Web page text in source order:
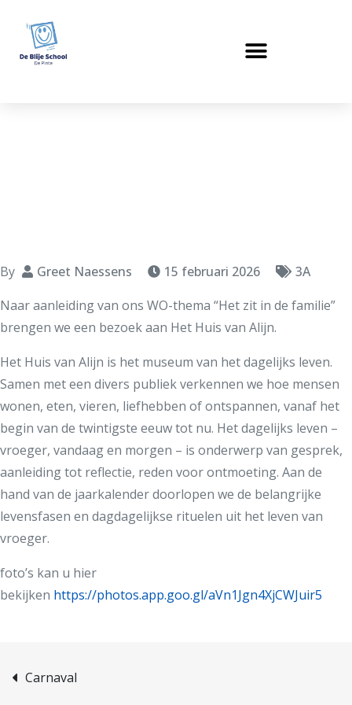
By Greet Naessens 15 februari 2026
3A
Naar aanleiding van ons WO-thema “Het zit in de familie”
brengen we een bezoek aan Het Huis van Alijn.
Het Huis van Alijn is het museum van het dagelijks leven.
Samen met een divers publiek verkennen we hoe mensen
wonen, eten, vieren, liefhebben of ontspannen, vanaf het
begin van de twintigste eeuw tot nu. Het dagelijks leven –
vroeger, vandaag en morgen – is onderwerp van gesprek,
aanleiding tot reflectie, reden voor ontmoeting. Aan de
hand van de jaarkalender doorlopen we de belangrijke
levensfasen en dagdagelijkse rituelen uit het leven van
vroeger.
foto’s kan u hier
bekijken https://photos.app.goo.gl/aVn1Jgn4XjCWJuir5
Carnaval